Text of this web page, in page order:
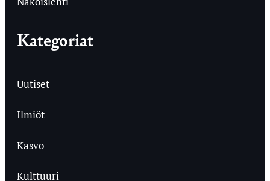
Kategoriat
Uutiset
Ilmiöt
Kasvo
Kulttuuri